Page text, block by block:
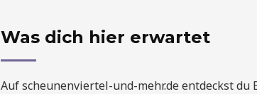
Was dich hier erwartet
Auf scheunenviertel-und-mehr.de entdeckst du